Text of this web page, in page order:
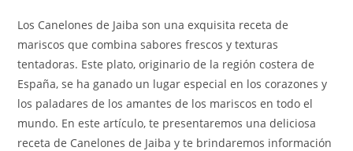
Los Canelones de Jaiba son una exquisita receta de
mariscos que combina sabores frescos y texturas
tentadoras. Este plato, originario de la región costera de
España, se ha ganado un lugar especial en los corazones y
los paladares de los amantes de los mariscos en todo el
mundo. En este artículo, te presentaremos una deliciosa
receta de Canelones de Jaiba y te brindaremos información